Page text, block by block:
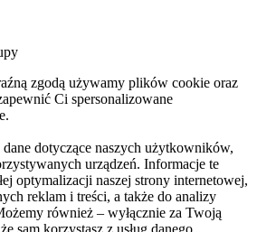
zgodą używamy plików cookie oraz
Ci spersonalizowane
dotyczące naszych użytkowników,
urządzeń. Informacje te
optymalizacji naszej strony internetowej,
reklam i treści, a także do analizy
również – wyłącznie za Twoją